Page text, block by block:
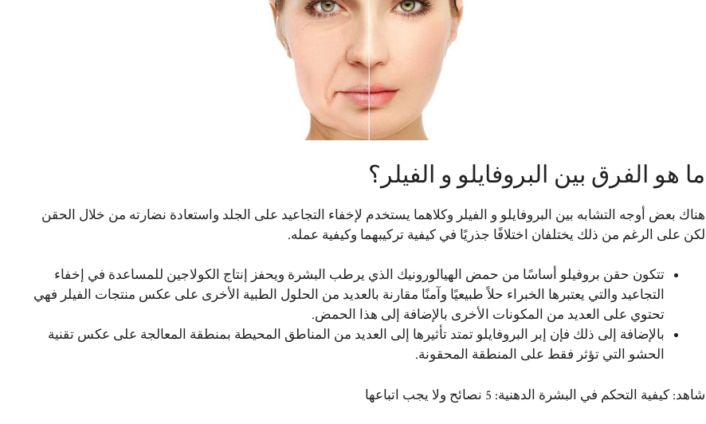
ما هو الفرق بين البروفايلو و الفيلر؟
هناك بعض أوجه التشابه بين البروفايلو و الفيلر وكلاهما يستخدم لإخفاء التجاعيد على الجلد واستعادة نضارته من خلال الحقن
لكن على الرغم من ذلك يختلفان اختلافًا جذريًا في كيفية تركيبهما وكيفية عمله.
تتكون حقن بروفيلو أساسًا من حمض الهيالورونيك الذي يرطب البشرة ويحفز إنتاج الكولاجين للمساعدة في إخفاء
التجاعيد والتي يعتبرها الخبراء حلاً طبيعيًا وآمنًا مقارنة بالعديد من الحلول الطبية الأخرى على عكس منتجات الفيلر فهي
تحتوي على العديد من المكونات الأخرى بالإضافة إلى هذا الحمض.
بالإضافة إلى ذلك فإن إبر البروفايلو تمتد تأثيرها إلى العديد من المناطق المحيطة بمنطقة المعالجة على عكس تقنية
الحشو التي تؤثر فقط على المنطقة المحقونة.
شاهد:كيفية التحكم في البشرة الدهنية: 5 نصائح ولا يجب اتباعها